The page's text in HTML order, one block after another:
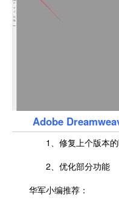
Adobe
1、修复上个版本的
2、优化部分功能
华军小编推荐：